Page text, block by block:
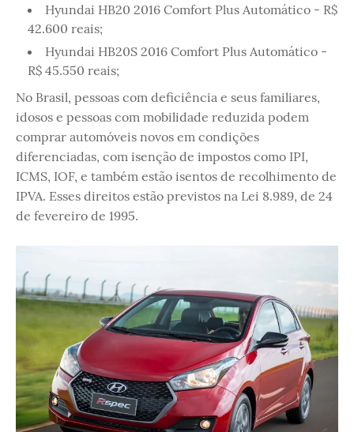
Hyundai HB20 2016 Comfort Plus Automático - R$
42.600 reais;
Hyundai HB20S 2016 Comfort Plus Automático -
R$ 45.550 reais;
No Brasil, pessoas com deficiência e seus familiares,
idosos e pessoas com mobilidade reduzida podem
comprar automóveis novos em condições
diferenciadas, com isenção de impostos como IPI,
ICMS, IOF, e também estão isentos de recolhimento de
IPVA. Esses direitos estão previstos na Lei 8.989, de 24
de fevereiro de 1995.